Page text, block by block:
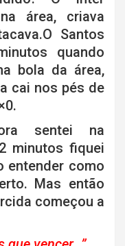
área, criava
Santos
quando
bola da área,
cai nos pés de
sentei na
minutos fiquei
entender como
Mas então
começou a